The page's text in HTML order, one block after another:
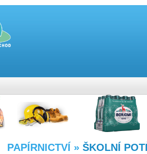
PAPÍRNICTVÍ » ŠKOLNÍ